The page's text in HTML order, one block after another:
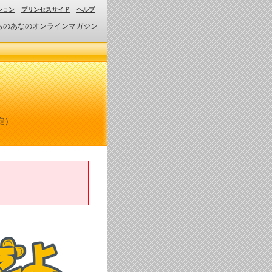
のあなのオンラインマガジン
ョン プリンセスサイド ヘルプ